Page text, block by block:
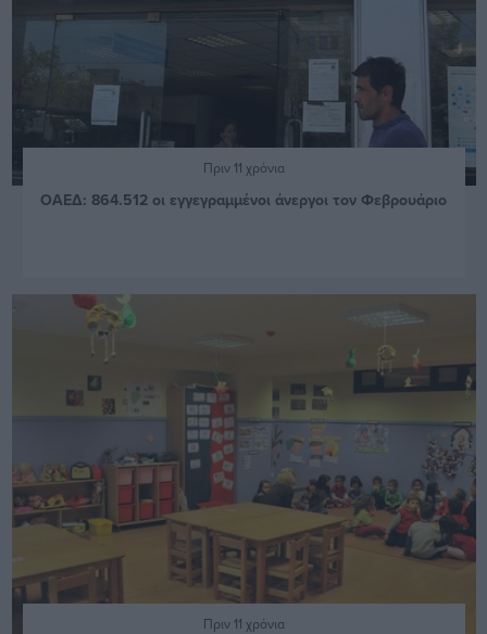
Πριν 11 χρόνια
ΟΑΕΔ: 864.512 οι εγγεγραμμένοι άνεργοι τον Φεβρουάριο
Πριν 11 χρόνια